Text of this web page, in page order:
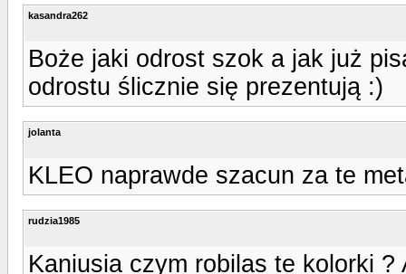
kasandra262
Boże jaki odrost szok a jak już
odrostu ślicznie się prezentują :)
jolanta
KLEO naprawde szacun za te
rudzia1985
Kaniusia czym robilas te kolorki